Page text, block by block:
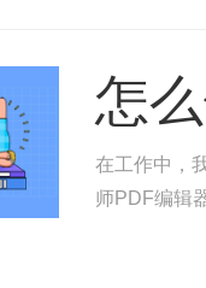
怎
在工作中，
师PDF编辑